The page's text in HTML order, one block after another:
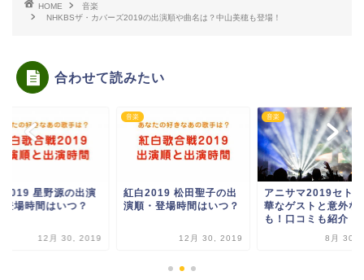
HOME
音楽
NHKBSザ・カバーズ2019の出演順や曲名は？中山美穂も登場！
合わせて読みたい
2019 星野源の出演
登場時間はいつ？
12月 30, 2019
音楽
紅白2019 松田聖子の出
演順・登場時間はいつ？
12月 30, 2019
音楽
アニサマ2019セト
華なゲストと意外な
も！口コミも紹介！
8月 30,